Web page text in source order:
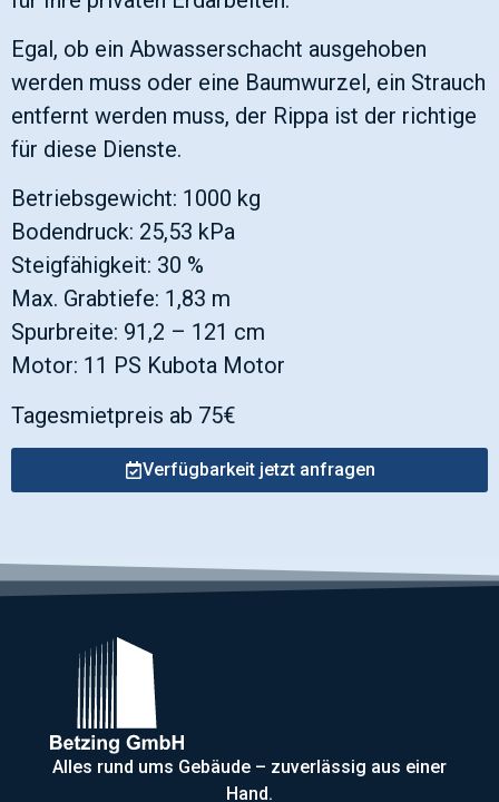
Egal, ob ein Abwasserschacht ausgehoben
werden muss oder eine Baumwurzel, ein Strauch
entfernt werden muss, der Rippa ist der richtige
für diese Dienste.
Betriebsgewicht: 1000 kg
Bodendruck: 25,53 kPa
Steigfähigkeit: 30 %
Max. Grabtiefe: 1,83 m
Spurbreite: 91,2 – 121 cm
Motor: 11 PS Kubota Motor
Tagesmietpreis ab 75€
Verfügbarkeit jetzt anfragen
Alles rund ums Gebäude – zuverlässig aus einer
Hand.​